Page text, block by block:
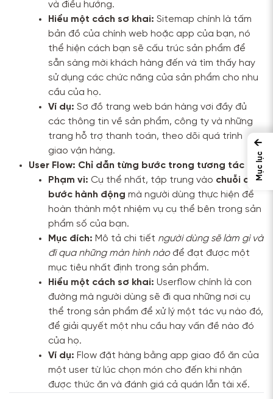
và điều hướng.
Hiểu một cách sơ khai: Sitemap chính là tấm
bản đồ của chính web hoặc app của bạn, nó
thể hiện cách bạn sẽ cấu trúc sản phẩm để
sẵn sàng mời khách hàng đến và tìm thấy hay
sử dụng các chức năng của sản phẩm cho nhu
cầu của họ.
Ví dụ: Sơ đồ trang web bán hàng vơi đầy đủ
các thông tin về sản phẩm, công ty và những
trang hỗ trợ thanh toán, theo dõi quá trình
giao vận hàng.
User Flow: Chỉ dẫn từng bước trong tương tác
Phạm vi: Cụ thể nhất, tập trung vào chuỗi các
bước hành động mà người dùng thực hiện để
hoàn thành một nhiệm vụ cụ thể bên trong sản
phẩm số của bạn.
Mục đích: Mô tả chi tiết người dùng sẽ làm gì và
đi qua những màn hình nàođể đạt được một
mục tiêu nhất định trong sản phẩm.
Hiểu một cách sơ khai: Userflow chính là con
đường mà người dùng sẽ đi qua những nơi cụ
thể trong sản phẩm để xử lý một tác vụ nào đó,
để giải quyết một nhu cầu hay vấn đề nào đó
của họ.
Ví dụ: Flow đặt hàng bằng app giao đồ ăn của
một user từ lúc chọn món cho đến khi nhận
được thức ăn và đánh giá cả quán lẫn tài xế.
←
Mục lục